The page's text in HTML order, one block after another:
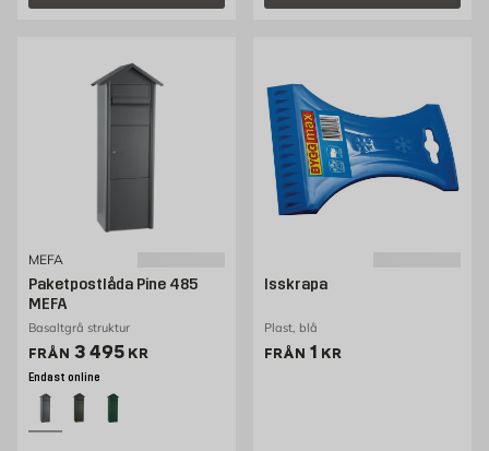
MEFA
Paketpostlåda Pine 485
MEFA
Basaltgrå struktur
FRÅN Pris 2995 kr
3 495 KR
Endast online
Isskrapa
Plast, blå
FRÅN Pris 1 kr
1 KR